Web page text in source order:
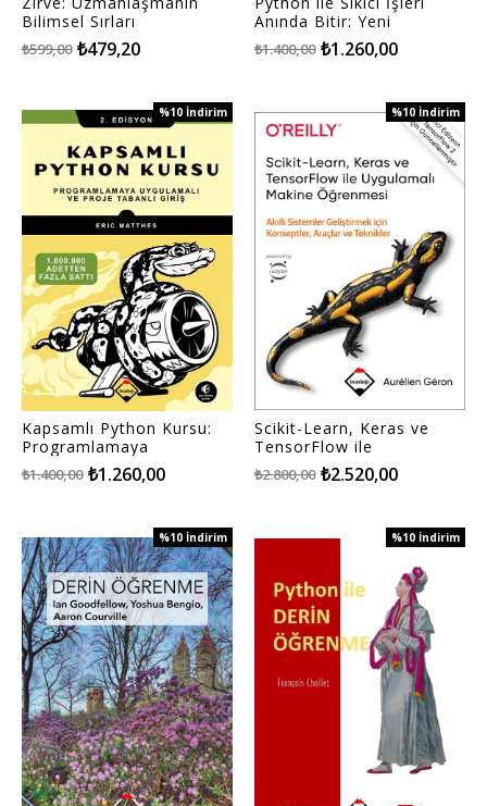
Bilimsel Sırları
₺479,20
₺599,00
Anında Bitir: Yeni
Başlayanlar için
Uygulamalı Programlama
₺1.260,00
₺1.400,00
Kapsamlı Python Kursu:
Programlamaya
Uygulamalı ve Proje
Tabanlı Giriş₺1.260,00
₺1.400,00
%10 İndirim
%10İndirim
Scikit-Learn, Keras ve
TensorFlow ile
Uygulamalı Makine
Öğrenmesi (Renkli Baskı -
₺2.520,00
₺2.800,00
%10 İndirim
%10İndirim
%10 İndirim
%10İndirim
%10 İndirim